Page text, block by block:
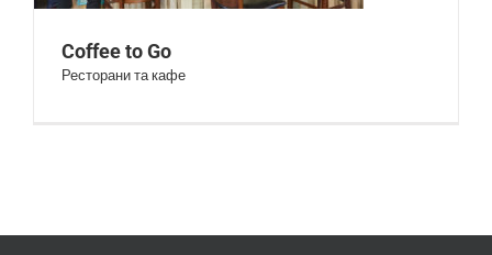
Coffee to Go
Ресторани та кафе